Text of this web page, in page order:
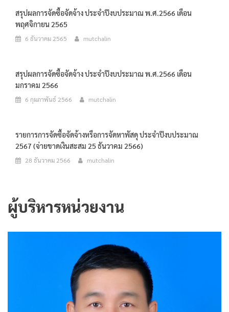
สรุปผลการจัดซื้อจัดจ้าง ประจำปีงบประมาณ พ.ศ.2566 เดือน
พฤศจิกายน 2565
6 ธันวาคม 2565 mutchalin
สรุปผลการจัดซื้อจัดจ้าง ประจำปีงบประมาณ พ.ศ.2566 เดือน
มกราคม 2566
6 กุมภาพันธ์ 2566 mutchalin
รายการการจัดซื้อจัดจ้างหรือการจัดหาพัสดุ ประจำปีงบประมาณ
2567 (จ่ายขาดเงินสะสม 25 ธันวาคม 2566)
28 ธันวาคม 2566 mutchalin
ผู้บริหารหน่วยงาน